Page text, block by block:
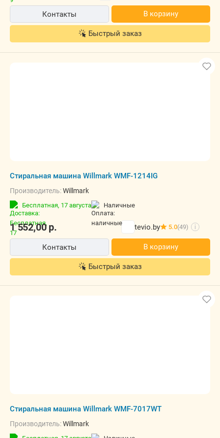
Контакты В корзину
Быстрый заказ
Стиральная машина Willmark WMF-1214IG
Производитель:Willmark
Бесплатная, 17 августа наличные
1 552,00р. tevio.by 5.0(49) i
Контакты В корзину
Быстрый заказ
Стиральная машина Willmark WMF-7017WT
Производитель:Willmark